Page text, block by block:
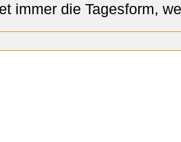
immer die Tagesform,